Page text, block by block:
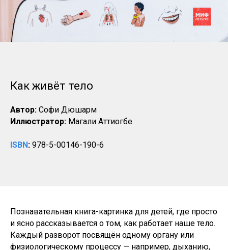
Как живёт тело
Автор: Софи Дюшарм
Иллюстратор: Магали Аттиогбе
ISBN: 978-5-00146-190-6
Познавательная книга-картинка для детей, где просто
и ясно рассказывается о том, как работает наше тело.
Каждый разворот посвящён одному органу или
физиологическому процессу — например, дыханию,